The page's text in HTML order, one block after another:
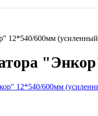
12*540/600мм